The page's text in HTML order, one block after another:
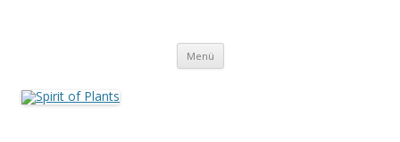
Menü